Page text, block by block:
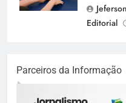
Editorial
Parceiros da Informação